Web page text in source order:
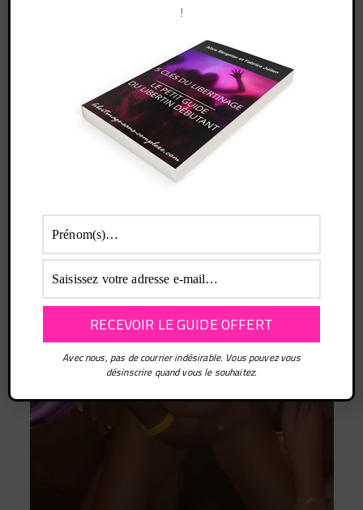
Elle accoste un flic pour lui proposer de le sucer,
y’a plus de limites… :p
!
Avec nous, pas de courrier indésirable. Vous pouvez vous
désinscrire quand vous le souhaitez.